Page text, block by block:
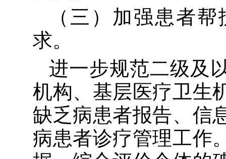
（三）加强患者
求。
进一步规范二级及
机构、基层医疗卫生
缺乏病患者报告、信
病患者诊疗管理工作